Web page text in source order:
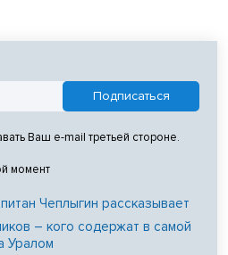
Ваш e-mail третьей стороне.
момент
Чеплыгин рассказывает
– кого содержат в самой
Уралом